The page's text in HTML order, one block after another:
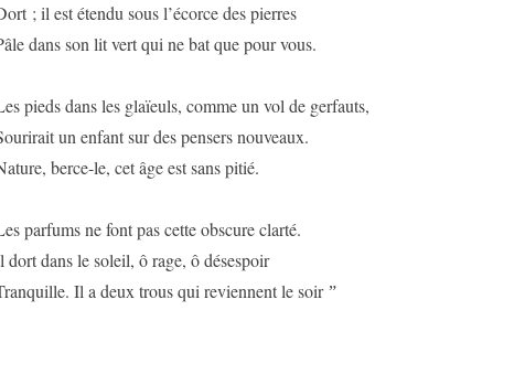
; il est étendu sous l’écorce des pierres
dans son lit vert qui ne bat que pour vous.
pieds dans les glaïeuls, comme un vol de gerfauts,
un enfant sur des pensers nouveaux.
berce-le, cet âge est sans pitié.
parfums ne font pas cette obscure clarté.
dort dans le soleil, ô rage, ô désespoir
Il a deux trous qui reviennent le soir ”